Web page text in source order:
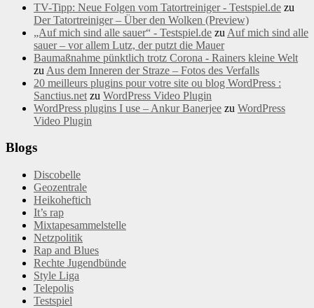
TV-Tipp: Neue Folgen vom Tatortreiniger - Testspiel.de zu
Der Tatortreiniger – Über den Wolken (Preview)
„Auf mich sind alle sauer“ - Testspiel.de zu Auf mich sind alle
sauer – vor allem Lutz, der putzt die Mauer
Baumaßnahme pünktlich trotz Corona - Rainers kleine Welt
zu Aus dem Inneren der Straze – Fotos des Verfalls
20 meilleurs plugins pour votre site ou blog WordPress :
Sanctius.net zu WordPress Video Plugin
WordPress plugins I use – Ankur Banerjee zu WordPress
Video Plugin
Blogs
Discobelle
Geozentrale
Heikoheftich
It’s rap
Mixtapesammelstelle
Netzpolitik
Rap and Blues
Rechte Jugendbünde
Style Liga
Telepolis
Testspiel